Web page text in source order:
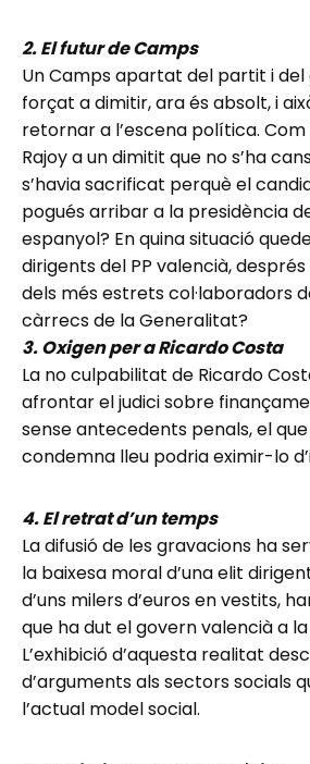
2. El futur de Camps
Un Camps apartat del partit i del
forçat a dimitir, ara és absolt, i
retornar a l’escena política.
Rajoy a un dimitit que no s’ha
s’havia sacrificat perquè el
pogués arribar a la presidència
espanyol? En quina situació
dirigents del PP valencià,
dels més estrets col·laboradors
càrrecs de la Generalitat?
3. Oxigen per a Ricardo Costa
La no culpabilitat de Ricardo
afrontar el judici sobre
sense antecedents penals, el
condemna lleu podria eximir-lo
4. El retrat d’un temps
La difusió de les gravacions ha
la baixesa moral d’una elit
d’uns milers d’euros en vestits,
que ha dut el govern valencià a
L’exhibició d’aquesta realitat
d’arguments als sectors socials
l’actual model social.